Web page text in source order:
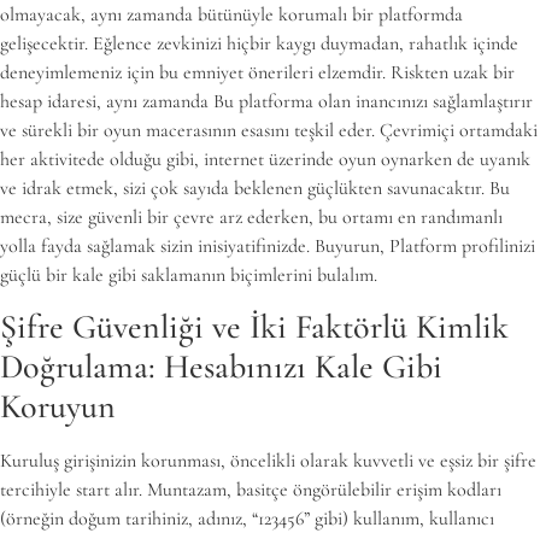
olmayacak, aynı zamanda bütünüyle korumalı bir platformda
gelişecektir. Eğlence zevkinizi hiçbir kaygı duymadan, rahatlık içinde
deneyimlemeniz için bu emniyet önerileri elzemdir. Riskten uzak bir
hesap idaresi, aynı zamanda Bu platforma olan inancınızı sağlamlaştırır
ve sürekli bir oyun macerasının esasını teşkil eder. Çevrimiçi ortamdaki
her aktivitede olduğu gibi, internet üzerinde oyun oynarken de uyanık
ve idrak etmek, sizi çok sayıda beklenen güçlükten savunacaktır. Bu
mecra, size güvenli bir çevre arz ederken, bu ortamı en randımanlı
yolla fayda sağlamak sizin inisiyatifinizde. Buyurun, Platform profilinizi
güçlü bir kale gibi saklamanın biçimlerini bulalım.
Şifre Güvenliği ve İki Faktörlü Kimlik
Doğrulama: Hesabınızı Kale Gibi
Koruyun
Kuruluş girişinizin korunması, öncelikli olarak kuvvetli ve eşsiz bir şifre
tercihiyle start alır. Muntazam, basitçe öngörülebilir erişim kodları
(örneğin doğum tarihiniz, adınız, “123456” gibi) kullanım, kullanıcı